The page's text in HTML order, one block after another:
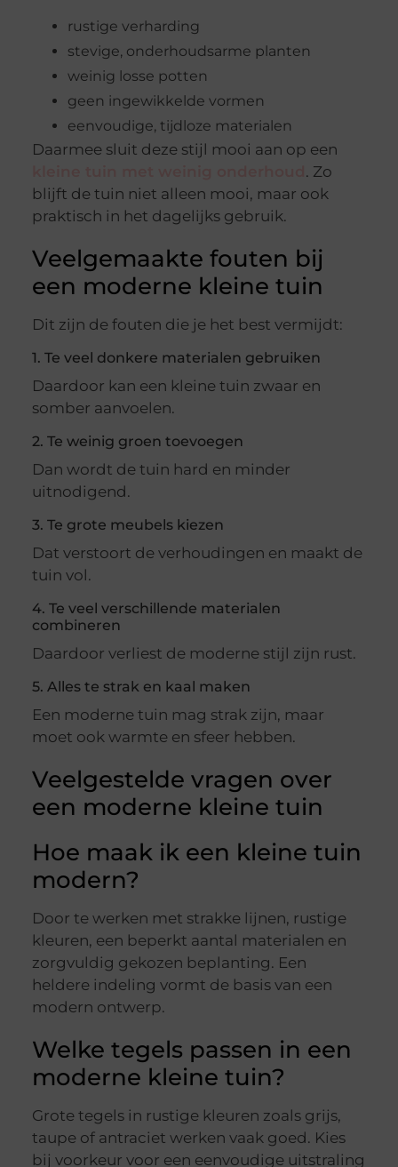
rustige verharding
stevige, onderhoudsarme planten
weinig losse potten
geen ingewikkelde vormen
eenvoudige, tijdloze materialen
Daarmee sluit deze stijl mooi aan op een
. Zo
blijft de tuin niet alleen mooi, maar ook
praktisch in het dagelijks gebruik.
Veelgemaakte fouten bij
een moderne kleine tuin
Dit zijn de fouten die je het best vermijdt:
1. Te veel donkere materialen gebruiken
Daardoor kan een kleine tuin zwaar en
somber aanvoelen.
2. Te weinig groen toevoegen
Dan wordt de tuin hard en minder
uitnodigend.
3. Te grote meubels kiezen
Dat verstoort de verhoudingen en maakt de
tuin vol.
4. Te veel verschillende materialen
combineren
Daardoor verliest de moderne stijl zijn rust.
5. Alles te strak en kaal maken
Een moderne tuin mag strak zijn, maar
moet ook warmte en sfeer hebben.
Veelgestelde vragen over
een moderne kleine tuin
Hoe maak ik een kleine tuin
modern?
Door te werken met strakke lijnen, rustige
kleuren, een beperkt aantal materialen en
zorgvuldig gekozen beplanting. Een
heldere indeling vormt de basis van een
modern ontwerp.
Welke tegels passen in een
moderne kleine tuin?
Grote tegels in rustige kleuren zoals grijs,
taupe of antraciet werken vaak goed. Kies
bij voorkeur voor een eenvoudige uitstraling